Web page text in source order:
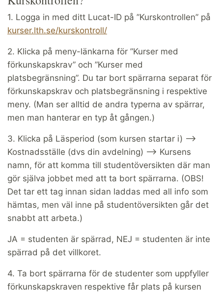
1. Logga in med ditt Lucat-ID på ”Kurskontrollen” på
kurser.lth.se/kurskontroll/
2. Klicka på meny-länkarna för ”Kurser med
förkunskapskrav” och ”Kurser med
platsbegränsning”. Du tar bort spärrarna separat för
förkunskapskrav och platsbegränsning i respektive
meny. (Man ser alltid de andra typerna av spärrar,
men man hanterar en typ åt gången.)
3. Klicka på Läsperiod (som kursen startar i) -->
Kostnadsställe (dvs din avdelning) --> Kursens
namn, för att komma till studentöversikten där man
gör själva jobbet med att ta bort spärrarna. (OBS!
Det tar ett tag innan sidan laddas med all info som
hämtas, men väl inne på studentöversikten går det
snabbt att arbeta.)
JA = studenten är spärrad, NEJ = studenten är inte
spärrad på det villkoret.
4. Ta bort spärrarna för de studenter som uppfyller
förkunskapskraven respektive får plats på kursen